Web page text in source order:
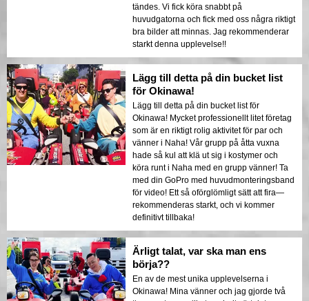
tändes. Vi fick köra snabbt på
huvudgatorna och fick med oss några riktigt
bra bilder att minnas. Jag rekommenderar
starkt denna upplevelse!!
Lägg till detta på din bucket list
för Okinawa!
Lägg till detta på din bucket list för
Okinawa! Mycket professionellt litet företag
som är en riktigt rolig aktivitet för par och
vänner i Naha! Vår grupp på åtta vuxna
hade så kul att klä ut sig i kostymer och
köra runt i Naha med en grupp vänner! Ta
med din GoPro med huvudmonteringsband
för video! Ett så oförglömligt sätt att fira—
rekommenderas starkt, och vi kommer
definitivt tillbaka!
Ärligt talat, var ska man ens
börja??
En av de mest unika upplevelserna i
Okinawa! Mina vänner och jag gjorde två